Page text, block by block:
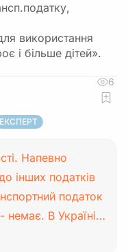
використання
і більше дітей».
6
ЕКСПЕРТ
Напевно
інших податків
податок
немає. В Україні…